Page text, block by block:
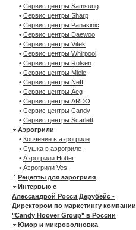
• Сервис центры Samsung
• Сервис центры Sharp
• Сервис центры Panasinic
• Сервис центры Daewoo
• Сервис центры Vitek
• Сервис центры Whirpool
• Сервис центры Rolsen
• Сервис центры Miele
• Сервис центры Neff
• Сервис центры Aeg
• Сервис центры ARDO
• Сервис центры Candy
• Сервис центры Scarlett
Аэрогрили
• Копчение в аэрогриле
• Сушка в аэрогриле
• Аэрогрили Hotter
• Аэрогрили Ves
Рецепты для аэрогриля
Интервью с
Алессандрой Росси Дерубейс -
Директором по маркетингу компании
"Candy Hoover Group" в России
Юмор и микроволновка